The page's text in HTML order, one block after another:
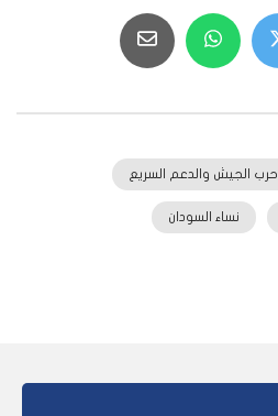
حرب الجيش والدعم السريع
نساء السودان